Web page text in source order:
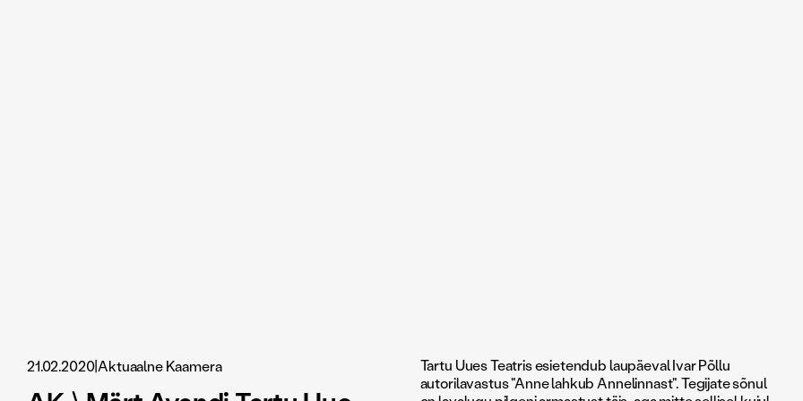
21.02.2020|Aktuaalne Kaamera
Tartu Uues Teatris esietendub laupäeval Ivar Põllu
autorilavastus "Anne lahkub Annelinnast". Tegijate sõnul